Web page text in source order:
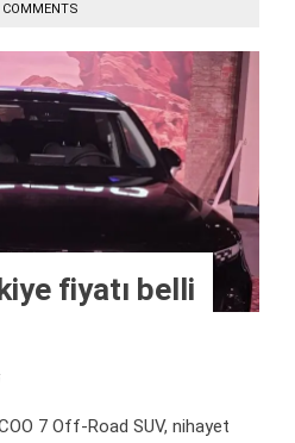
COMMENTS
fiyatı belli
7 Off-Road SUV, nihayet